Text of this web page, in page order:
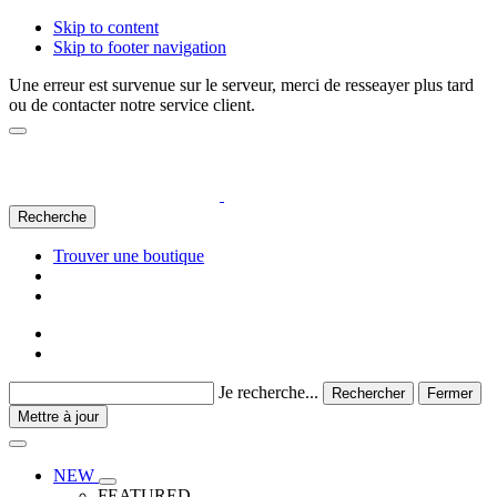
Skip to content
Skip to footer navigation
Une erreur est survenue sur le serveur, merci de resseayer plus tard
ou de contacter notre service client.
Recherche
Trouver une boutique
Je recherche... Rechercher
Fermer
Mettre à jour
NEW